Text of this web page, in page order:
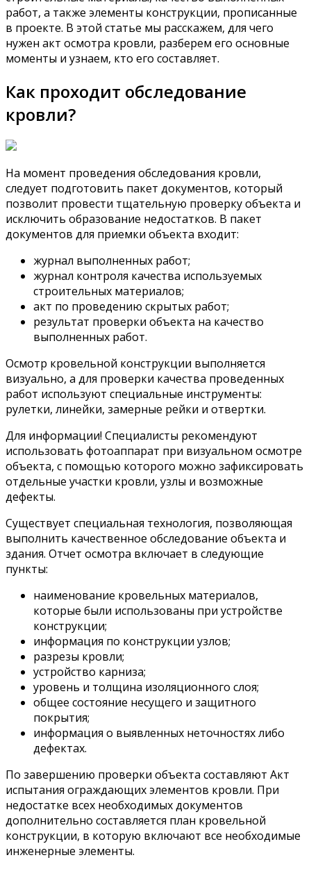
работ, а также элементы конструкции, прописанные
в проекте. В этой статье мы расскажем, для чего
нужен акт осмотра кровли, разберем его основные
моменты и узнаем, кто его составляет.
Как проходит обследование
кровли?
На момент проведения обследования кровли,
следует подготовить пакет документов, который
позволит провести тщательную проверку объекта и
исключить образование недостатков. В пакет
документов для приемки объекта входит:
журнал выполненных работ;
журнал контроля качества используемых
строительных материалов;
акт по проведению скрытых работ;
результат проверки объекта на качество
выполненных работ.
Осмотр кровельной конструкции выполняется
визуально, а для проверки качества проведенных
работ используют специальные инструменты:
рулетки, линейки, замерные рейки и отвертки.
Для информации! Специалисты рекомендуют
использовать фотоаппарат при визуальном осмотре
объекта, с помощью которого можно зафиксировать
отдельные участки кровли, узлы и возможные
дефекты.
Существует специальная технология, позволяющая
выполнить качественное обследование объекта и
здания. Отчет осмотра включает в следующие
пункты:
наименование кровельных материалов,
которые были использованы при устройстве
конструкции;
информация по конструкции узлов;
разрезы кровли;
устройство карниза;
уровень и толщина изоляционного слоя;
общее состояние несущего и защитного
покрытия;
информация о выявленных неточностях либо
дефектах.
По завершению проверки объекта составляют Акт
испытания ограждающих элементов кровли. При
недостатке всех необходимых документов
дополнительно составляется план кровельной
конструкции, в которую включают все необходимые
инженерные элементы.